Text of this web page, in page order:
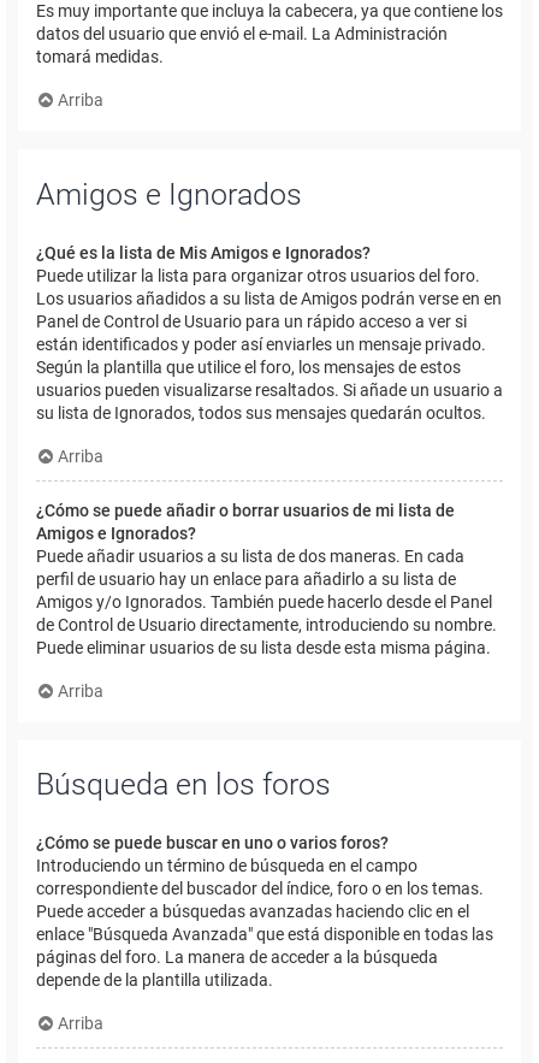
Es muy importante que incluya la cabecera, ya que contiene los
datos del usuario que envió el e-mail. La Administración
tomará medidas.
Arriba
Amigos e Ignorados
¿Qué es la lista de Mis Amigos e Ignorados?
Puede utilizar la lista para organizar otros usuarios del foro.
Los usuarios añadidos a su lista de Amigos podrán verse en en
Panel de Control de Usuario para un rápido acceso a ver si
están identificados y poder así enviarles un mensaje privado.
Según la plantilla que utilice el foro, los mensajes de estos
usuarios pueden visualizarse resaltados. Si añade un usuario a
su lista de Ignorados, todos sus mensajes quedarán ocultos.
Arriba
¿Cómo se puede añadir o borrar usuarios de mi lista de
Amigos e Ignorados?
Puede añadir usuarios a su lista de dos maneras. En cada
perfil de usuario hay un enlace para añadirlo a su lista de
Amigos y/o Ignorados. También puede hacerlo desde el Panel
de Control de Usuario directamente, introduciendo su nombre.
Puede eliminar usuarios de su lista desde esta misma página.
Arriba
Búsqueda en los foros
¿Cómo se puede buscar en uno o varios foros?
Introduciendo un término de búsqueda en el campo
correspondiente del buscador del índice, foro o en los temas.
Puede acceder a búsquedas avanzadas haciendo clic en el
enlace "Búsqueda Avanzada" que está disponible en todas las
páginas del foro. La manera de acceder a la búsqueda
depende de la plantilla utilizada.
Arriba